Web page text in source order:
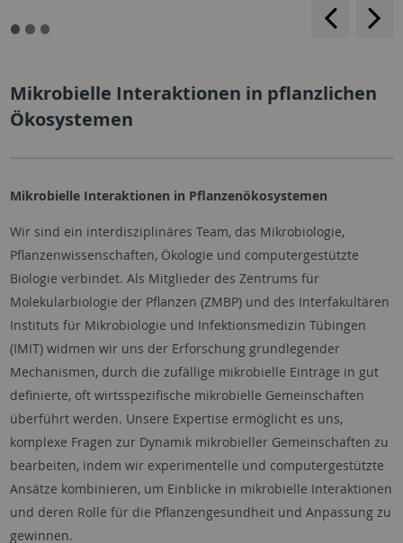
Mikrobielle Interaktionen in pflanzlichen
Ökosystemen
Mikrobielle Interaktionen in Pflanzenökosystemen
Wir sind ein interdisziplinäres Team, das Mikrobiologie,
Pflanzenwissenschaften, Ökologie und computergestützte
Biologie verbindet. Als Mitglieder des Zentrums für
Molekularbiologie der Pflanzen (ZMBP) und des Interfakultären
Instituts für Mikrobiologie und Infektionsmedizin Tübingen
(IMIT) widmen wir uns der Erforschung grundlegender
Mechanismen, durch die zufällige mikrobielle Einträge in gut
definierte, oft wirtsspezifische mikrobielle Gemeinschaften
überführt werden. Unsere Expertise ermöglicht es uns,
komplexe Fragen zur Dynamik mikrobieller Gemeinschaften zu
bearbeiten, indem wir experimentelle und computergestützte
Ansätze kombinieren, um Einblicke in mikrobielle Interaktionen
und deren Rolle für die Pflanzengesundheit und Anpassung zu
gewinnen.